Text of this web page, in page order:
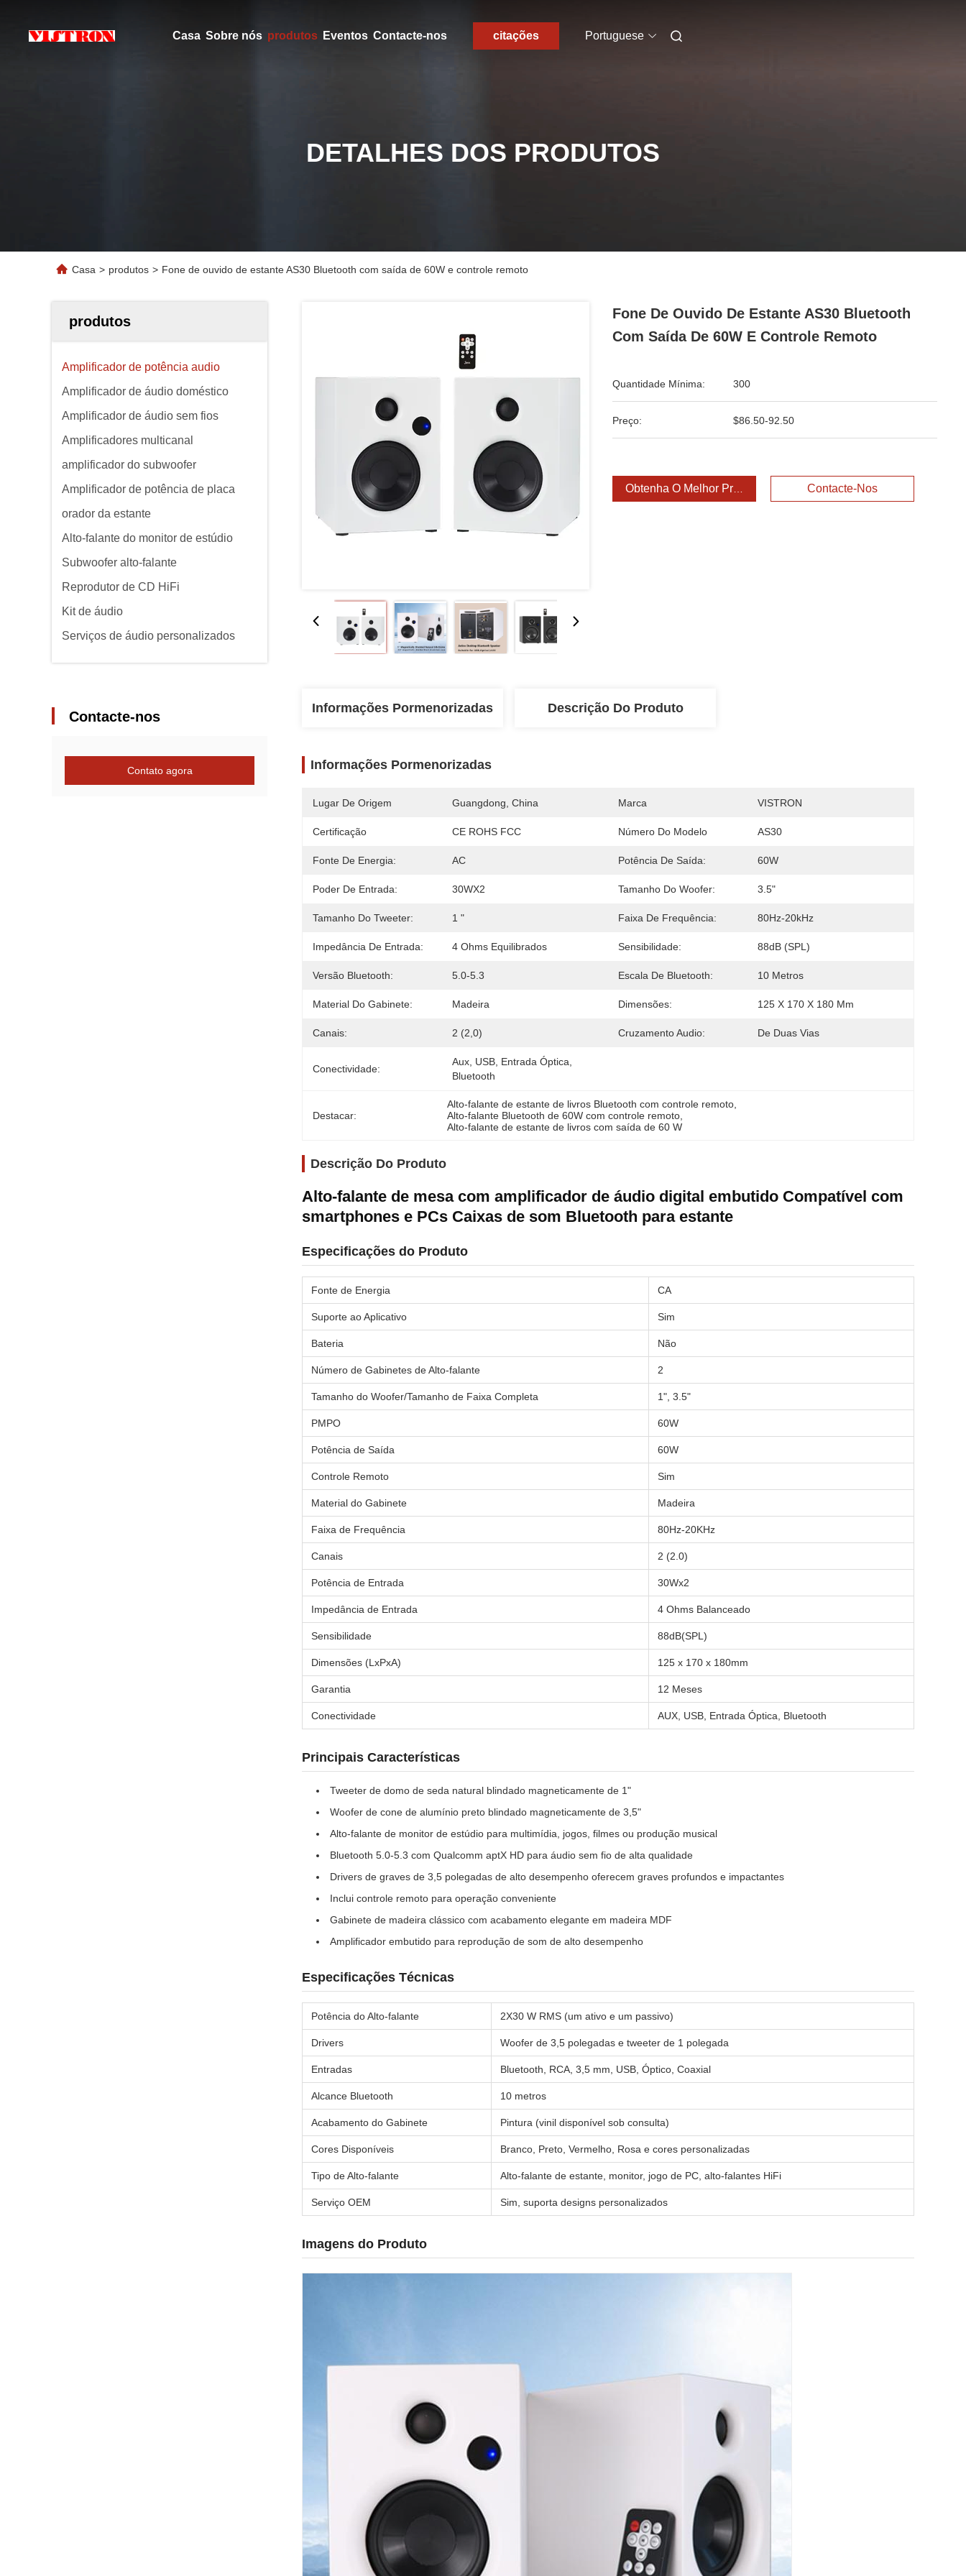
Casa Sobre nós produtos Eventos Contacte-nos citações Portuguese
DETALHES DOS PRODUTOS
Casa > produtos > Fone de ouvido de estante AS30 Bluetooth com saída de 60W e controle remoto
produtos
Amplificador de potência audio
Amplificador de áudio doméstico
Amplificador de áudio sem fios
Amplificadores multicanal
amplificador do subwoofer
Amplificador de potência de placa
orador da estante
Alto-falante do monitor de estúdio
Subwoofer alto-falante
Reprodutor de CD HiFi
Kit de áudio
Serviços de áudio personalizados
Contacte-nos
Contato agora
Fone De Ouvido De Estante AS30 Bluetooth
Com Saída De 60W E Controle Remoto
Quantidade Mínima: 300
Preço: $86.50-92.50
Obtenha O Melhor Preço Contacte-Nos
Informações Pormenorizadas Descrição Do Produto
Informações Pormenorizadas
Lugar De Origem Guangdong, China Marca VISTRON
Certificação CE ROHS FCC Número Do Modelo AS30
Fonte De Energia: AC Potência De Saída: 60W
Poder De Entrada: 30WX2 Tamanho Do Woofer: 3.5"
Tamanho Do Tweeter: 1 " Faixa De Frequência: 80Hz-20kHz
Impedância De Entrada: 4 Ohms Equilibrados Sensibilidade: 88dB (SPL)
Versão Bluetooth: 5.0-5.3 Escala De Bluetooth: 10 Metros
Material Do Gabinete: Madeira Dimensões: 125 X 170 X 180 Mm
Canais: 2 (2,0) Cruzamento Audio: De Duas Vias
Conectividade:
Aux, USB, Entrada Óptica,
Bluetooth
Destacar:
Alto-falante de estante de livros Bluetooth com controle remoto
Alto-falante Bluetooth de 60W com controle remoto
Alto-falante de estante de livros com saída de 60 W
Descrição Do Produto
Alto-falante de mesa com amplificador de áudio digital embutido Compatível com
smartphones e PCs Caixas de som Bluetooth para estante
Especificações do Produto
Fonte de Energia CA
Suporte ao Aplicativo Sim
Bateria Não
Número de Gabinetes de Alto-falante 2
Tamanho do Woofer/Tamanho de Faixa Completa 1", 3.5"
PMPO 60W
Potência de Saída 60W
Controle Remoto Sim
Material do Gabinete Madeira
Faixa de Frequência 80Hz-20KHz
Canais 2 (2.0)
Potência de Entrada 30Wx2
Impedância de Entrada 4 Ohms Balanceado
Sensibilidade 88dB(SPL)
Dimensões (LxPxA) 125 x 170 x 180mm
Garantia 12 Meses
Conectividade AUX, USB, Entrada Óptica, Bluetooth
Principais Características
Tweeter de domo de seda natural blindado magneticamente de 1"
Woofer de cone de alumínio preto blindado magneticamente de 3,5"
Alto-falante de monitor de estúdio para multimídia, jogos, filmes ou produção musical
Bluetooth 5.0-5.3 com Qualcomm aptX HD para áudio sem fio de alta qualidade
Drivers de graves de 3,5 polegadas de alto desempenho oferecem graves profundos e impactantes
Inclui controle remoto para operação conveniente
Gabinete de madeira clássico com acabamento elegante em madeira MDF
Amplificador embutido para reprodução de som de alto desempenho
Especificações Técnicas
Potência do Alto-falante 2X30 W RMS (um ativo e um passivo)
Drivers Woofer de 3,5 polegadas e tweeter de 1 polegada
Entradas Bluetooth, RCA, 3,5 mm, USB, Óptico, Coaxial
Alcance Bluetooth 10 metros
Acabamento do Gabinete Pintura (vinil disponível sob consulta)
Cores Disponíveis Branco, Preto, Vermelho, Rosa e cores personalizadas
Tipo de Alto-falante Alto-falante de estante, monitor, jogo de PC, alto-falantes HiFi
Serviço OEM Sim, suporta designs personalizados
Imagens do Produto